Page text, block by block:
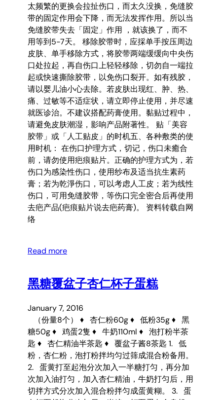
太频繁的更换会拉扯伤口，而太久没换，免缝胶
带的固定作用会下降，而无法发挥作用。所以当
免缝胶带失去「固定」作用 ，就该换了，而不
用等到5-7天。 移除胶带时，应採单手按压周边
皮肤、单手移除方式，将胶带两端缓缓向中央伤
口处拉起，再自伤口上轻轻移除，切勿自一端拉
起或快速撕除胶带，以免伤口裂开。如有残胶，
请以婴儿油小心去除。若皮肤出现红、肿、热、
痛、过敏等不适症状，请立即停止使用，并尽速
就医诊治。不建议搭配药膏使用。黏贴过程中，
请避免皮肤潮湿，影响产品附著性。 贴「美容
胶带」或「人工贴皮」的时机五、各种敷类的使
用时机： 在伤口护理方式，切记，伤口未癒合
前，请勿使用疤痕贴片。正确的护理方式为，若
伤口为感染性伤口，使用纱布及适当抗生素药
膏；若为乾淨伤口，可以考虑人工皮；若为线性
伤口，可用免缝胶带，等伤口完全密合后再使用
去疤产品(疤痕贴片说去疤药膏)。 资料转载自网
络
Read more
黑糖覆盆子杏仁杯子蛋糕
January 7, 2016
（份量8个） ♦ 杏仁粉60g ♦ 低粉35g ♦ 黑
糖50g ♦ 鸡蛋2隻 ♦ 牛奶110ml ♦ 泡打粉半茶
匙 ♦ 杏仁精油半茶匙 ♦ 覆盆子酱8茶匙 1. 低
粉，杏仁粉，泡打粉拌均匀过筛成混合粉备用。
2. 蛋黄打至起泡分次加入一半糖打匀，再分加
次加入油打匀，加入杏仁精油，牛奶打匀后，用
切拌方式分次加入混合粉拌匀成蛋黄糊。 3. 蛋